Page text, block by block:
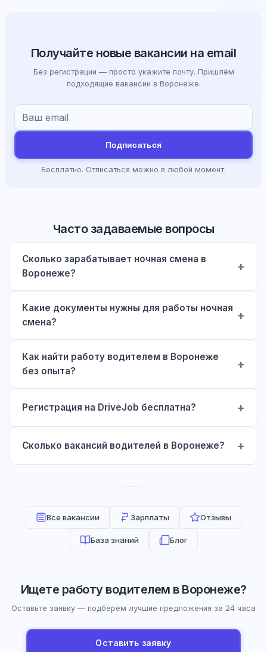
Получайте новые вакансии на email
Без регистрации — просто укажите почту. Пришлём
подходящие вакансии в Воронеже.
Подписаться
Бесплатно. Отписаться можно в любой момент.
Часто задаваемые вопросы
Сколько зарабатывает ночная смена в
Воронеже?
Какие документы нужны для работы ночная
смена?
Как найти работу водителем в Воронеже
без опыта?
Регистрация на DriveJob бесплатна?
Сколько вакансий водителей в Воронеже?
Все вакансии Зарплаты Отзывы
База знаний Блог
Ищете работу водителем в Воронеже?
Оставьте заявку — подберём лучшие предложения за 24 часа
Оставить заявку